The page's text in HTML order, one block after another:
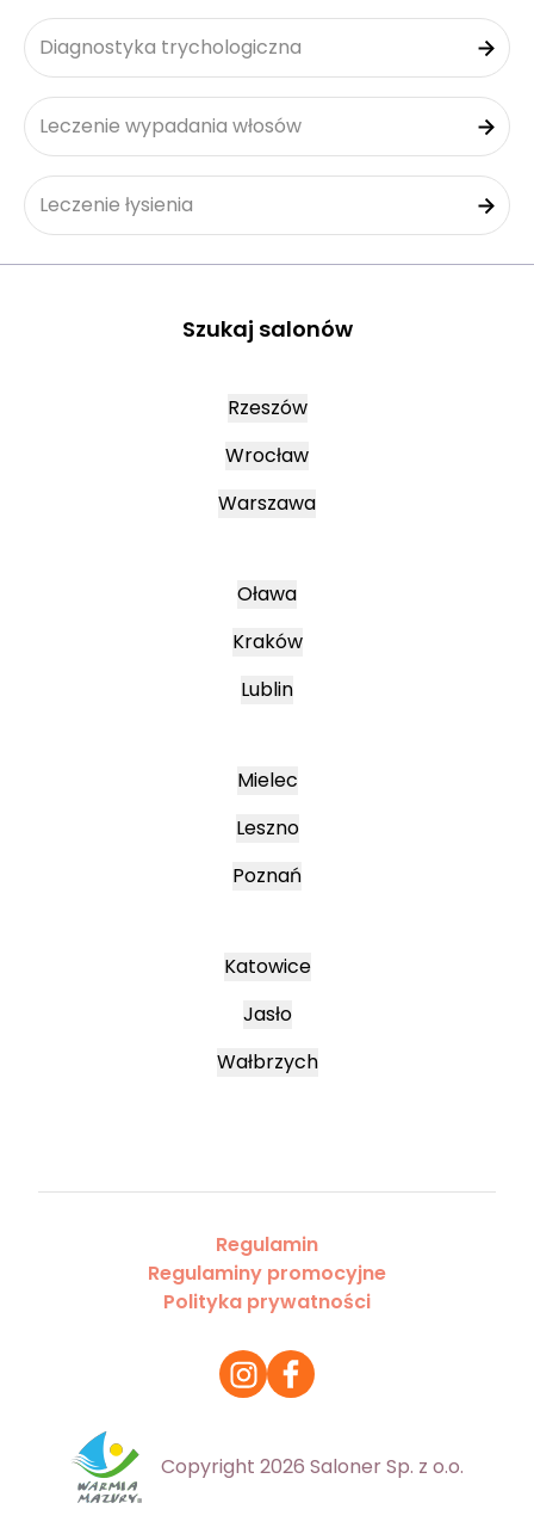
Diagnostyka trychologiczna
Leczenie wypadania włosów
Leczenie łysienia
Szukaj salonów
Rzeszów
Wrocław
Warszawa
Oława
Kraków
Lublin
Mielec
Leszno
Poznań
Katowice
Jasło
Wałbrzych
Regulamin
Regulaminy promocyjne
Polityka prywatności
Copyright 2026 Saloner Sp. z o.o.